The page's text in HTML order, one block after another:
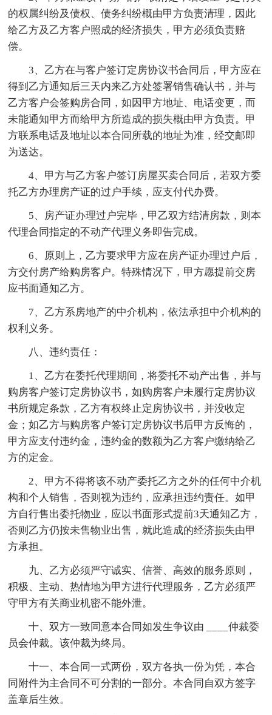
的权属纠纷及债权、债务纠纷概由甲方负责清理，因此
给乙方及乙方客户照成的经济损失，甲方必须负责赔
偿。
3、乙方在与客户签订定房协议书合同后，甲方应在
得到乙方通知后三天内来乙方处签署销售确认书，并与
乙方客户会签购房合同，如因甲方地址、电话变更，而
未能通知甲方而给甲方所造成的损失概由甲方负责。甲
方联系电话及地址以本合同所载的地址为准，经交邮即
为送达。
4、甲方与乙方客户签订房屋买卖合同后，若双方委
托乙方办理房产证的过户手续，应支付代办费。
5、房产证办理过户完毕，甲乙双方结清房款，则本
代理合同指定的不动产代理义务即告完成。
6、原则上，乙方要求甲方应在房产证办理过户后，
方交付房产给购房客户。特殊情况下，甲方愿提前交房
应书面通知乙方。
7、乙方系房地产的中介机构，依法承担中介机构的
权利义务。
八、违约责任：
1、乙方在委托代理期间，将委托不动产出售，并与
购房客户签订定房协议书，如购房客户未履行定房协议
书所规定条款，乙方有权终止定房协议书，并没收定
金；如乙方与购房客户签订定房协议书后甲方反悔的，
甲方应支付违约金，违约金的数额为乙方客户缴纳给乙
方的定金。
2、甲方不得将该不动产委托乙方之外的任何中介机
构和个人销售，否则视为违约，应承担违约责任。如甲
方自行售出委托物业，应以书面形式提前3天通知乙方，
否则乙方仍按未售物业出售，就此造成的经济损失由甲
方承担。
九、乙方必须严守诚实、信誉、高效的服务原则，
积极、主动、热情地为甲方进行代理服务，乙方必须严
守甲方有关商业机密不能外泄。
十、双方一致同意本合同如发生争议由 ____仲裁委
员会仲裁。该仲裁为终局。
十一、本合同一式两份，双方各执一份为凭，本合
同附件为主合同不可分割的一部分。本合同自双方签字
盖章后生效。